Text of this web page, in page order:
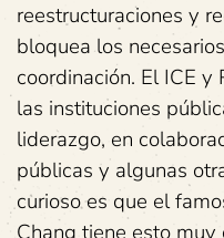
reestructuraciones y
bloquea los
coordinación. El ICE y
las instituciones
liderazgo, en
públicas y algunas
curioso es que el